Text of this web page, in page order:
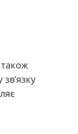
також